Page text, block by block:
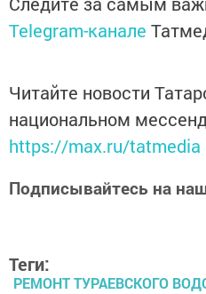
Telegram-канале
Читайте новости
национальном
https://max.ru/tatmedia
Подписывайтесь на
Теги:
РЕМОНТ ТУРАЕВСКОГО